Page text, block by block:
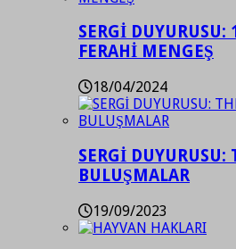
SERGİ DUYURUSU:
FERAHİ MENGEŞ
18/04/2024
SERGİ
BULUŞMALAR
19/09/2023